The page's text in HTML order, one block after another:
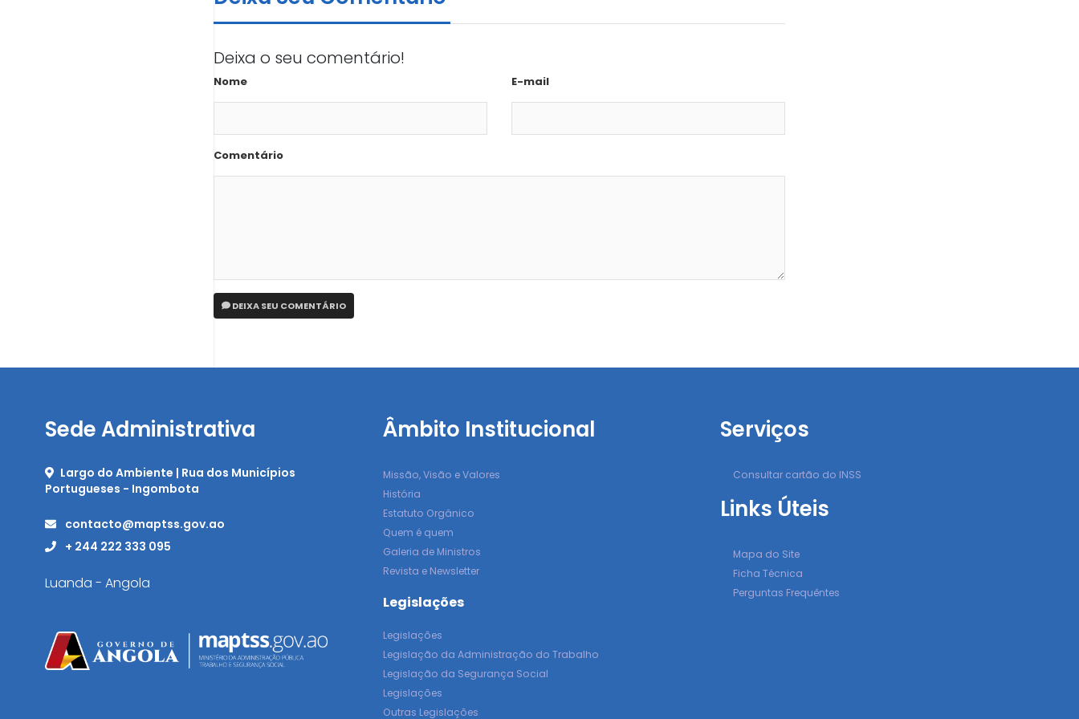
Deixa o seu comentário!
Nome E-mail
Comentário
DEIXA SEU COMENTÁRIO
Sede Administrativa
Largo do Ambiente | Rua dos Municípios
Portugueses - Ingombota
contacto@maptss.gov.ao
+ 244 222 333 095
Luanda - Angola
Âmbito Institucional
Missão, Visão e Valores
História
Estatuto Orgânico
Quem é quem
Galeria de Ministros
Revista e Newsletter
Legislações
Legislações
Legislação da Administração do Trabalho
Legislação da Segurança Social
Legislações
Outras Legislações
Serviços
Consultar cartão do INSS
Links Úteis
Mapa do Site
Ficha Técnica
Perguntas Frequêntes